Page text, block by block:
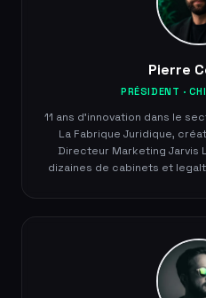
Pierre
PRÉSIDENT ·
11 ans d'innovation dans le
La Fabrique Juridique,
Directeur Marketing Jarvis
dizaines de cabinets et